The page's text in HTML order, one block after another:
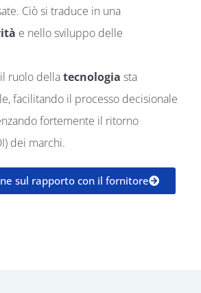
Ciò si traduce in una
e nello sviluppo delle
ruolo dellatecnologia sta
facilitando il processo decisionale
fortemente il ritorno
dei marchi.
sul rapporto con il fornitore